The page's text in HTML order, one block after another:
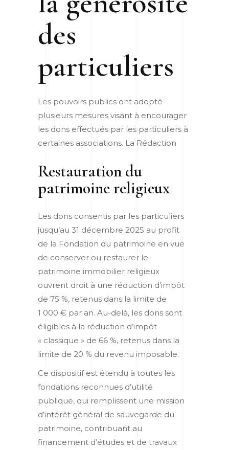
des
particuliers
Les pouvoirs publics ont adopté
plusieurs mesures visant à encourager
les dons effectués par les particuliers à
certaines associations. La Rédaction
Restauration du
patrimoine religieux
Les dons consentis par les particuliers
jusqu’au 31 décembre 2025 au profit
de la Fondation du patrimoine en vue
de conserver ou restaurer le
patrimoine immobilier religieux
ouvrent droit à une réduction d’impôt
de 75 %, retenus dans la limite de
1 000 € par an. Au-delà, les dons sont
éligibles à la réduction d’impôt
« classique » de 66 %, retenus dans la
limite de 20 % du revenu imposable.
Ce dispositif est étendu à toutes les
fondations reconnues d’utilité
publique, qui remplissent une mission
d’intérêt général de sauvegarde du
patrimoine, contribuant au
financement d’études et de travaux